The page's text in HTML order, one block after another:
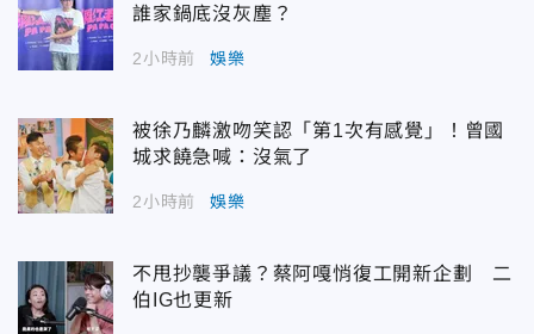
誰家鍋底沒灰塵？
2小時前 娛樂
被徐乃麟激吻笑認「第1次有感覺」！曾國
城求饒急喊：沒氣了
2小時前 娛樂
不甩抄襲爭議？蔡阿嘎悄復工開新企劃 二
伯IG也更新